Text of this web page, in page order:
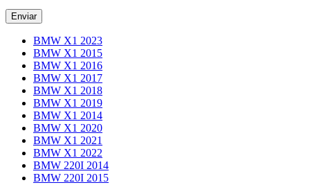
BMW X1 2023
BMW X1 2015
BMW X1 2016
BMW X1 2017
BMW X1 2018
BMW X1 2019
BMW X1 2014
BMW X1 2020
BMW X1 2021
BMW X1 2022
BMW 220I 2014
BMW 220I 2015